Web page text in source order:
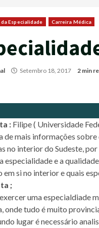
da Especialidade Carreira Médica
Setembro 18, 2017 2 min
: Filipe ( Universidade
de mais informações
no interior do Sudeste,
especialidade e a
em si no interior e quais
;
uma especialdiade
onde tudo é muito
lugar é necessário